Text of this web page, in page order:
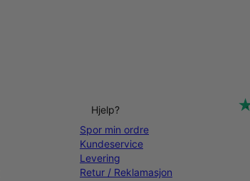
Hjelp?
Spor min ordre
Kundeservice
Levering
Retur / Reklamasjon